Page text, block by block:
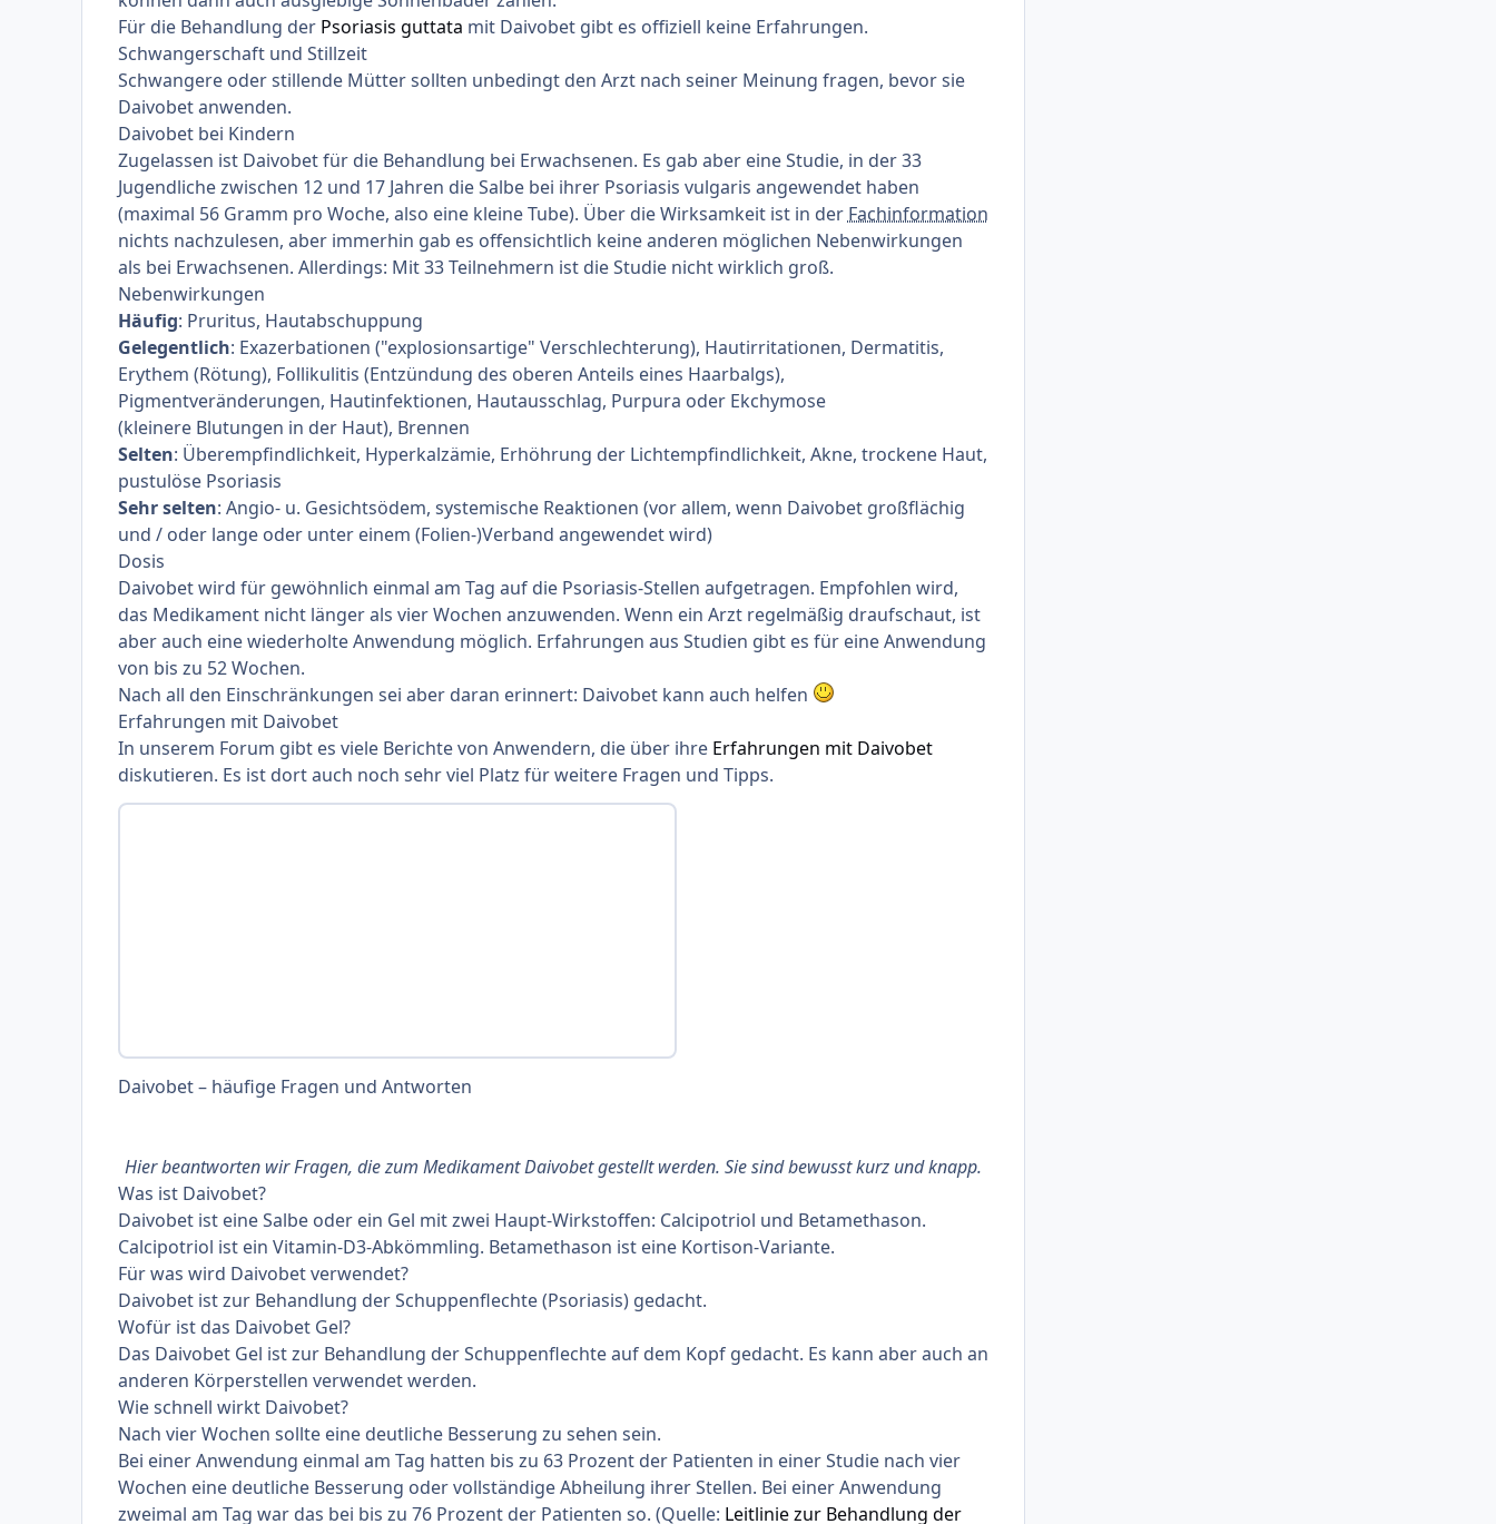
Für die Behandlung der Psoriasis guttata mit Daivobet gibt es offiziell keine Erfahrungen.
Schwangerschaft und Stillzeit
Schwangere oder stillende Mütter sollten unbedingt den Arzt nach seiner Meinung fragen, bevor sie
Daivobet anwenden.
Daivobet bei Kindern
Zugelassen ist Daivobet für die Behandlung bei Erwachsenen. Es gab aber eine Studie, in der 33
Jugendliche zwischen 12 und 17 Jahren die Salbe bei ihrer Psoriasis vulgaris angewendet haben
(maximal 56 Gramm pro Woche, also eine kleine Tube). Über die Wirksamkeit ist in der Fachinformation
nichts nachzulesen, aber immerhin gab es offensichtlich keine anderen möglichen Nebenwirkungen
als bei Erwachsenen. Allerdings: Mit 33 Teilnehmern ist die Studie nicht wirklich groß.
Nebenwirkungen
Häufig: Pruritus, Hautabschuppung
Gelegentlich: Exazerbationen ("explosionsartige" Verschlechterung), Hautirritationen, Dermatitis,
Erythem (Rötung), Follikulitis (Entzündung des oberen Anteils eines Haarbalgs),
Pigmentveränderungen, Hautinfektionen, Hautausschlag, Purpura oder Ekchymose
(kleinere Blutungen in der Haut), Brennen
Selten: Überempfindlichkeit, Hyperkalzämie, Erhöhrung der Lichtempfindlichkeit, Akne, trockene Haut,
pustulöse Psoriasis
Sehr selten: Angio- u. Gesichtsödem, systemische Reaktionen (vor allem, wenn Daivobet großflächig
und / oder lange oder unter einem (Folien-)Verband angewendet wird)
Dosis
Daivobet wird für gewöhnlich einmal am Tag auf die Psoriasis-Stellen aufgetragen. Empfohlen wird,
das Medikament nicht länger als vier Wochen anzuwenden. Wenn ein Arzt regelmäßig draufschaut, ist
aber auch eine wiederholte Anwendung möglich. Erfahrungen aus Studien gibt es für eine Anwendung
von bis zu 52 Wochen.
Nach all den Einschränkungen sei aber daran erinnert: Daivobet kann auch helfen
Erfahrungen mit Daivobet
In unserem Forum gibt es viele Berichte von Anwendern, die über ihre Erfahrungen mit Daivobet
diskutieren. Es ist dort auch noch sehr viel Platz für weitere Fragen und Tipps.
Daivobet – häufige Fragen und Antworten
Hier beantworten wir Fragen, die zum MedikamentDaivobetgestellt werden. Sie sind bewusst kurz und knapp.
Was ist Daivobet?
Daivobet ist eine Salbe oder ein Gel mit zwei Haupt-Wirkstoffen: Calcipotriol und Betamethason.
Calcipotriol ist ein Vitamin-D3-Abkömmling. Betamethason ist eine Kortison-Variante.
Für was wird Daivobet verwendet?
Daivobet ist zur Behandlung der Schuppenflechte (Psoriasis) gedacht.
Wofür ist das Daivobet Gel?
Das Daivobet Gel ist zur Behandlung der Schuppenflechte auf dem Kopf gedacht. Es kann aber auch an
anderen Körperstellen verwendet werden.
Wie schnell wirkt Daivobet?
Nach vier Wochen sollte eine deutliche Besserung zu sehen sein.
Bei einer Anwendung einmal am Tag hatten bis zu 63 Prozent der Patienten in einer Studie nach vier
Wochen eine deutliche Besserung oder vollständige Abheilung ihrer Stellen. Bei einer Anwendung
zweimal am Tag war das bei bis zu 76 Prozent der Patienten so. (Quelle: Leitlinie zur Behandlung der